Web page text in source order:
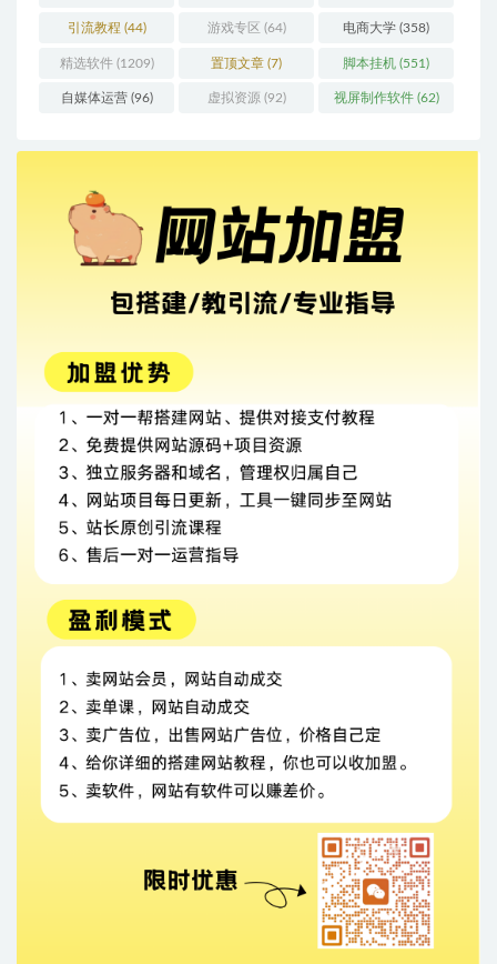
引流教程 (44) 游戏专区 (64) 电商大学 (358)
精选软件(1209) 置顶文章 (7) 脚本挂机 (551)
自媒体运营(96) 虚拟资源 (92) 视屏制作软件(62)